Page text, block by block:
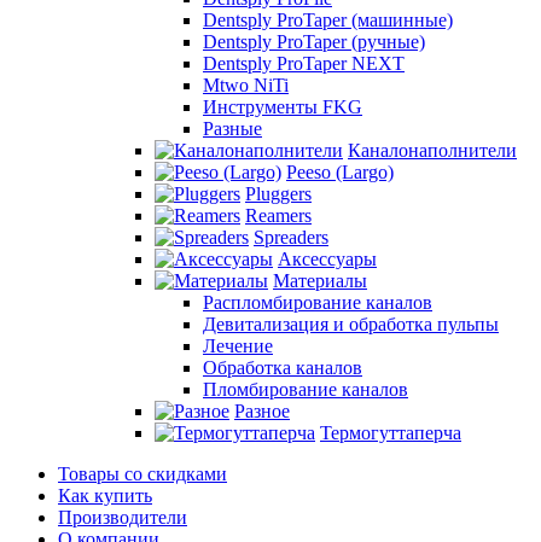
Dentsply ProTaper (машинные)
Dentsply ProTaper (ручные)
Dentsply ProTaper NEXT
Mtwo NiTi
Инструменты FKG
Разные
Каналонаполнители
Peeso (Largo)
Pluggers
Reamers
Spreaders
Аксессуары
Материалы
Распломбирование каналов
Девитализация и обработка пульпы
Лечение
Обработка каналов
Пломбирование каналов
Разное
Термогуттаперча
Товары со скидками
Как купить
Производители